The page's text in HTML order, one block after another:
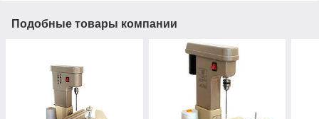
Подобные товары компании